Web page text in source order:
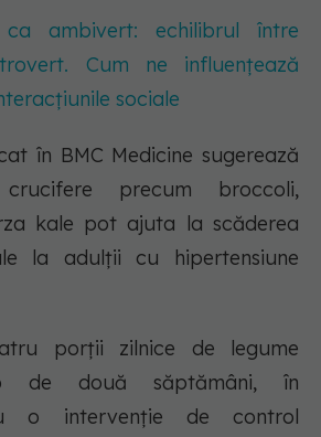
ambivert: echilibrul între
Cum ne influențează
sociale
în BMC Medicine sugerează
precum broccoli,
kale pot ajuta la scăderea
la adulții cu hipertensiune
porții zilnice de legume
de două săptămâni, în
o intervenție de control